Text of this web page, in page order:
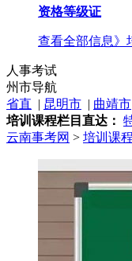
资格等级证
查看全部信息》
人事考试
州市导航
省直 | 昆明市 | 曲靖市
培训课程栏目直达：
云南事考网 > 培训课程